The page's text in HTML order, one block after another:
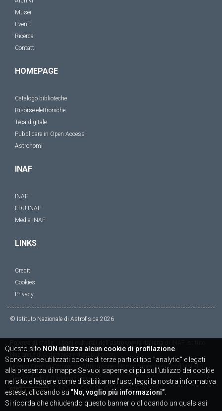
Musei
Eventi
Ricerca
Contatti
HOMEPAGE
Catalogo biblioteche
Risorse elettroniche
Teca digitale
Pubblicare in Open Access
Astronomi
INAF
INAF
EDU INAF
Media INAF
LINKS
Crediti
Cookies
Privacy
© Istituto Nazionale di Astrofisica 2026
Licenza
Creative Commons Attribuzione - Non commerciale - Condividi allo
stesso modo 4.0 Internazionale
Questo sito NON utilizza alcun cookie di profilazione
Sono invece utilizzati cookie di terze parti di tipo "analytic" e legati
alla presenza di mappe.Se vuoi saperne di più sull'utilizzo dei cookie
nel sito e leggere come disabilitarne l'uso, leggi la nostra informativa
estesa, cliccando su "No, voglio più informazioni"
Si ricorda che chiudendo questo banner o cliccando un qualsiasi